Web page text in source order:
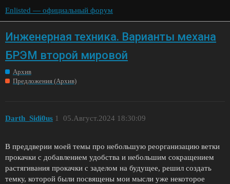
Enlisted — официальный форум
Инженерная техника. Варианты механа
БРЭМ второй мировой
Архив
Предложения (Архив)
Darth_Sidi0us 05.Август.2024 18:30:09
1
В преддверии моей темы про небольшую реорганизацию ветки
прокачки с добавлением удобства и небольшим сокращением
растягивания прокачки с заделом на будущее, решил создать
темку, которой были посвящены мои мысли уже некоторое